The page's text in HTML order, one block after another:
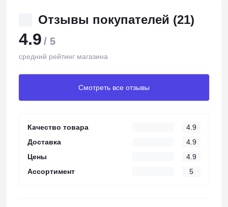
Отзывы покупателей (21)
4.9 / 5
средний рейтинг магазина
Смотреть все отзывы
Качество товара
4.9
Доставка
4.9
Цены
4.9
Ассортимент
5